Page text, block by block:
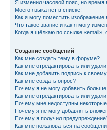
Я изменил часовой пояс, но время
Моего языка нет в списке!
Как я могу поместить
Что такое звание и как я могу
Когда я щёлкаю по ссылке «email»,
Создание сообщений
Как мне создать тему в форуме?
Как мне отредактировать или
Как мне добавить подпись к
Как мне создать опрос?
Почему я не могу добавить больше
Как мне отредактировать или
Почему мне недоступны
Почему я не могу добавлять
Почему я получил
Как мне пожаловаться на